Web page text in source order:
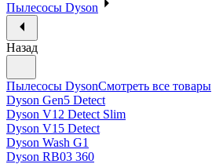
Пылесосы Dyson
Назад
Пылесосы DysonСмотреть все товары
Dyson Gen5 Detect
Dyson V12 Detect Slim
Dyson V15 Detect
Dyson Wash G1
Dyson RB03 360